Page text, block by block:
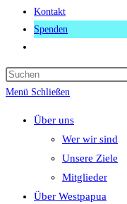
Kontakt
Spenden
umschalten
Menü Schließen
Über uns
Wer wir sind
Unsere Ziele
Mitglieder
Über Westpapua